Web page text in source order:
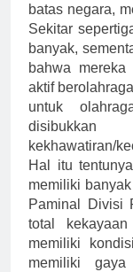
batas negara,
Sekitar
banyak,
bahwa
aktif
untuk
kekhawatiran/
Hal itu
memiliki
Paminal Divisi
total
memiliki
memiliki